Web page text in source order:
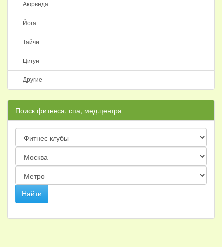
Аюрведа
Йога
Тайчи
Цигун
Другие
Поиск фитнеса, спа, мед.центра